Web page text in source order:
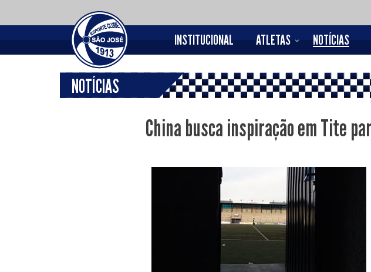
INSTITUCIONAL ATLETAS NOTÍCIAS
NOTÍCIAS
China busca inspiração em Tite